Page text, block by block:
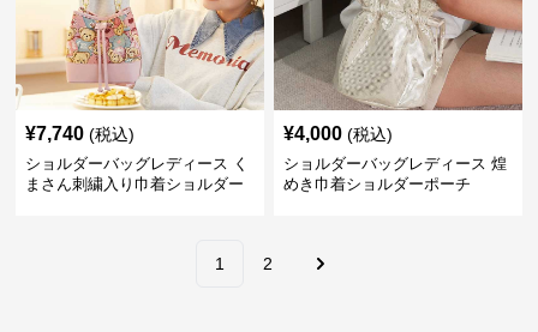
¥7,740 (税込)
ショルダーバッグレディース く
まさん刺繍入り巾着ショルダー
¥4,000 (税込)
ショルダーバッグレディース 煌
めき巾着ショルダーポーチ
1 2